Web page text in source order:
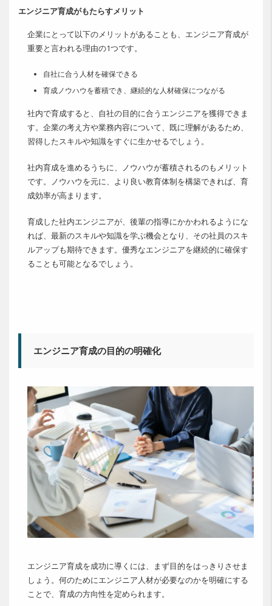
エンジニア育成がもたらすメリット
企業にとって以下のメリットがあることも、エンジニア育成が
重要と言われる理由の1つです。
自社に合う人材を確保できる
育成ノウハウを蓄積でき、継続的な人材確保につながる
社内で育成すると、自社の目的に合うエンジニアを獲得できま
す。企業の考え方や業務内容について、既に理解があるため、
習得したスキルや知識をすぐに生かせるでしょう。
社内育成を進めるうちに、ノウハウが蓄積されるのもメリット
です。ノウハウを元に、より良い教育体制を構築できれば、育
成効率が高まります。
育成した社内エンジニアが、後輩の指導にかかわれるようにな
れば、最新のスキルや知識を学ぶ機会となり、その社員のスキ
ルアップも期待できます。優秀なエンジニアを継続的に確保す
ることも可能となるでしょう。
エンジニア育成の目的の明確化
エンジニア育成を成功に導くには、まず目的をはっきりさせま
しょう。何のためにエンジニア人材が必要なのかを明確にする
ことで、育成の方向性を定められます。